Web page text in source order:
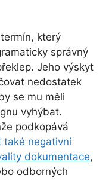
který
správný
Jeho výskyt
nedostatek
se mu měli
vyhýbat.
podkopává
také negativní
dokumentace,
odborných